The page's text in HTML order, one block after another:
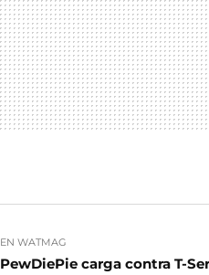
EN WATMAG
PewDiePie carga contra T-